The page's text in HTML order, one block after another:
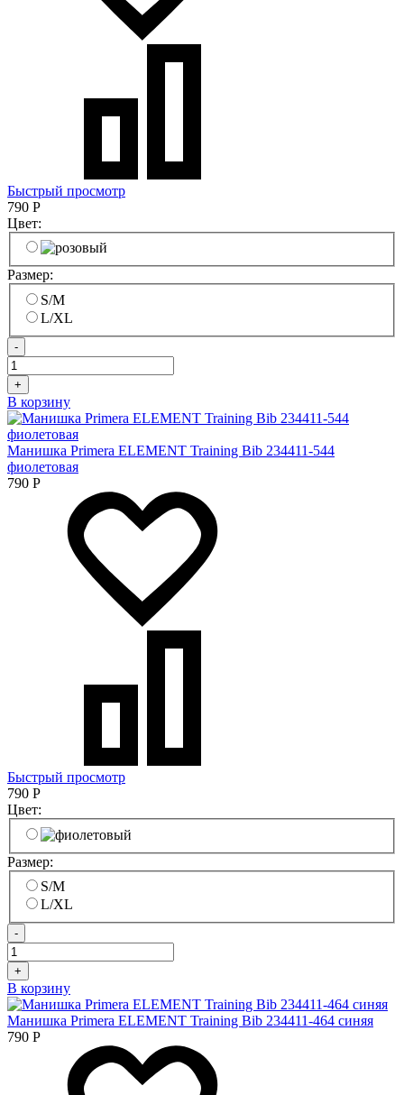
Быстрый просмотр
790 Р
Цвет:
Размер:
S/M
L/XL
-
+
В корзину
Манишка Primera ELEMENT Training Bib 234411-544
фиолетовая
790 Р
Быстрый просмотр
790 Р
Цвет:
Размер:
S/M
L/XL
-
+
В корзину
Манишка Primera ELEMENT Training Bib 234411-464 синяя
790 Р